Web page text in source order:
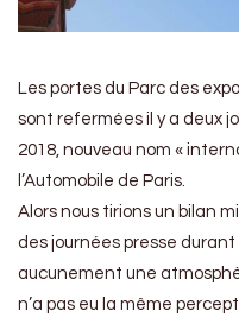
Les portes du Parc des
sont refermées il y a deux
2018, nouveau nom «
l’Automobile de Paris.
Alors nous tirions un bilan
des journées presse
aucunement une
n’a pas eu la même